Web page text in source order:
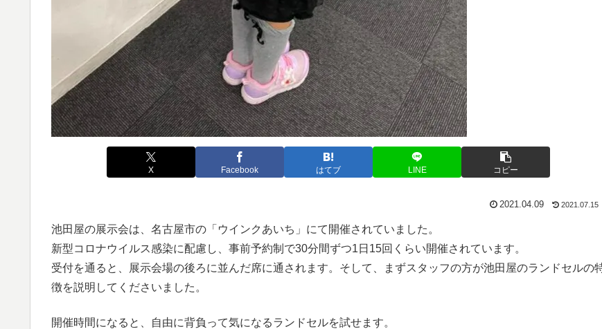
X Facebook はてブ LINE コピー
2021.04.09 2021.07.15
池田屋の展示会は、名古屋市の「ウインクあいち」にて開催されていました。
新型コロナウイルス感染に配慮し、事前予約制で30分間ずつ1日15回くらい開催されています。
受付を通ると、展示会場の後ろに並んだ席に通されます。そして、まずスタッフの方が池田屋のランドセルの
徴を説明してくださいました。
開催時間になると、自由に背負って気になるランドセルを試せます。